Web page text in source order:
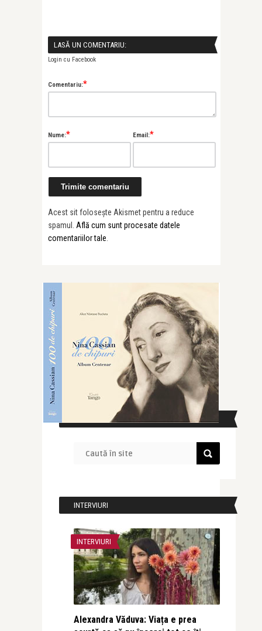
LASĂ UN COMENTARIU:
Login cu Facebook
Comentariu:*
Nume:* Email:*
Acest sit folosește Akismet pentru a reduce
spamul. Află cum sunt procesate datele
comentariilor tale.
CAUTĂ ÎN SITE
INTERVIURI
INTERVIURI
Alexandra Văduva: Viața e prea